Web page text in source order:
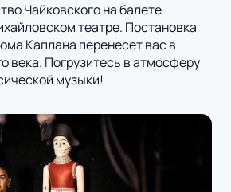
Чайковского на балете
театре. Постановка
Каплана перенесет вас в
века. Погрузитесь в атмосферу
музыки!